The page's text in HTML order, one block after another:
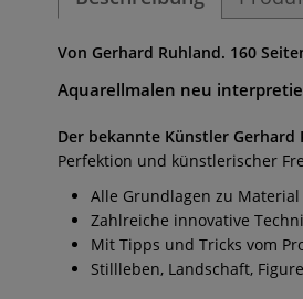
Von Gerhard Ruhland. 160
Aquarellmalen neu
Der bekannte Künstler
Perfektion und künstlerischer
Alle Grundlagen zu
Zahlreiche innovative
Mit Tipps und Tricks vom
Stillleben, Landschaft,